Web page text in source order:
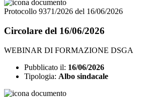
Protocollo 9371/2026 del 16/06/2026
Circolare del 16/06/2026
WEBINAR DI FORMAZIONE DSGA
Pubblicato il: 16/06/2026
Tipologia: Albo sindacale